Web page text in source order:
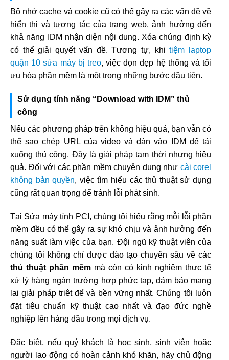
Bộ nhớ cache và cookie cũ có thể gây ra các vấn đề về
hiển thị và tương tác của trang web, ảnh hưởng đến
khả năng IDM nhận diện nội dung. Xóa chúng định kỳ
có thể giải quyết vấn đề. Tương tự, khitiệm laptop
quận 10 sửa máy bị treo, việc dọn dẹp hệ thống và tối
ưu hóa phần mềm là một trong những bước đầu tiên.
Sử dụng tính năng “Download with IDM” thủ
công
Nếu các phương pháp trên không hiệu quả, bạn vẫn có
thể sao chép URL của video và dán vào IDM để tải
xuống thủ công. Đây là giải pháp tạm thời nhưng hiệu
quả. Đối với các phần mềm chuyên dụng như cài corel
không bản quyền, việc tìm hiểu các thủ thuật sử dụng
cũng rất quan trọng để tránh lỗi phát sinh.
Tại Sửa máy tính PCI, chúng tôi hiểu rằng mỗi lỗi phần
mềm đều có thể gây ra sự khó chịu và ảnh hưởng đến
năng suất làm việc của bạn. Đội ngũ kỹ thuật viên của
chúng tôi không chỉ được đào tạo chuyên sâu về các
thủ thuật phần mềm mà còn có kinh nghiệm thực tế
xử lý hàng ngàn trường hợp phức tạp, đảm bảo mang
lại giải pháp triệt để và bền vững nhất. Chúng tôi luôn
đặt tiêu chuẩn kỹ thuật cao nhất và đạo đức nghề
nghiệp lên hàng đầu trong mọi dịch vụ.
Đặc biệt, nếu quý khách là học sinh, sinh viên hoặc
người lao động có hoàn cảnh khó khăn, hãy chủ động